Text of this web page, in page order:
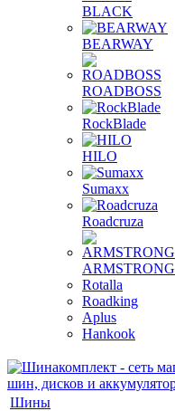
BLACK
BEARWAY
ROADBOSS
RockBlade
HILO
Sumaxx
Roadcruza
ARMSTRONG
Rotalla
Roadking
Aplus
Hankook
Шины